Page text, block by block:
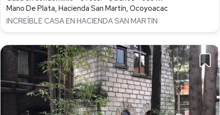
Mano De Plata, Hacienda San Martín, Ocoyoacac
INCREÍBLE CASA EN HACIENDA SAN MARTIN